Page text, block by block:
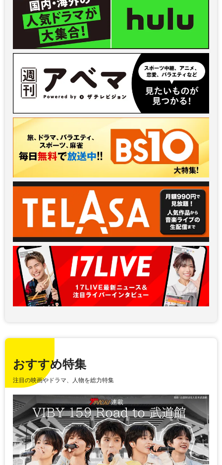
おすすめ特集
注目の映画やドラマ、人物を総力特集